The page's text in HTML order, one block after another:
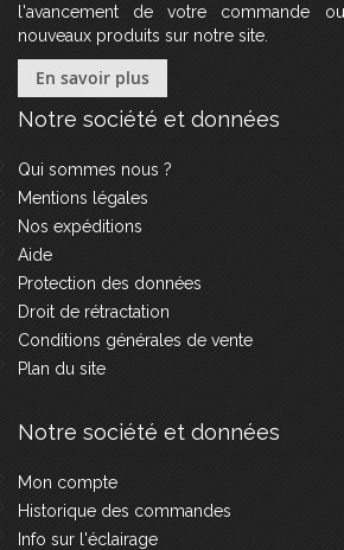
l'avancement de votre commande
nouveaux produits sur notre site.
En savoir plus
Notre société et données
Qui sommes nous ?
Mentions légales
Nos expéditions
Aide
Protection des données
Droit de rétractation
Conditions générales de vente
Plan du site
Notre société et données
Mon compte
Historique des commandes
Info sur l'éclairage